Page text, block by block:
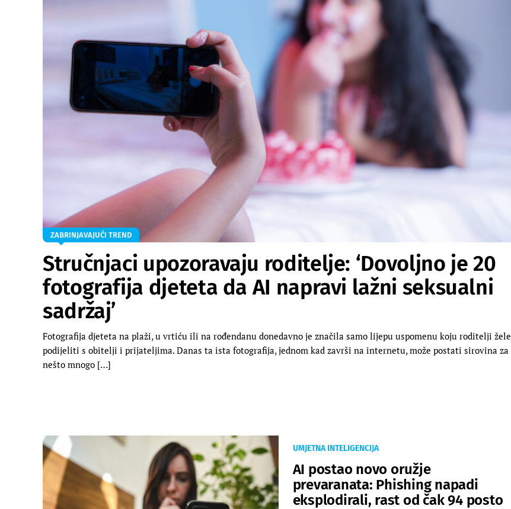
ZABRINJAVAJUĆI TREND
Stručnjaci upozoravaju roditelje: ‘Dovoljno je 20
fotografija djeteta da AI napravi lažni seksualni
sadržaj’
Fotografija djeteta na plaži, u vrtiću ili na rođendanu donedavno je značila samo lijepu uspomenu koju roditelji žele
podijeliti s obitelji i prijateljima. Danas ta ista fotografija, jednom kad završi na internetu, može postati sirovina za
nešto mnogo […]
UMJETNA INTELIGENCIJA
AI postao novo oružje
prevaranata: Phishing napadi
eksplodirali, rast od čak 94 posto